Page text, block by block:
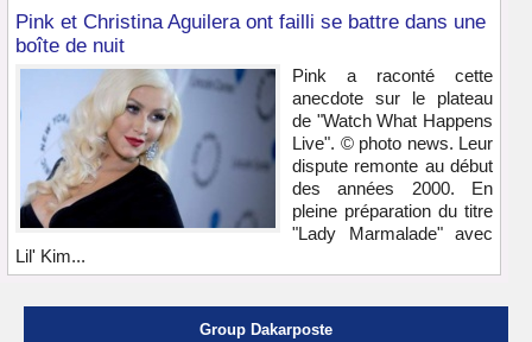
Pink et Christina Aguilera ont failli se battre dans une
boîte de nuit
Pink a raconté cette
anecdote sur le plateau
de "Watch What Happens
Live". © photo news. Leur
dispute remonte au début
des années 2000. En
pleine préparation du titre
"Lady Marmalade" avec
Lil' Kim...
Group Dakarposte